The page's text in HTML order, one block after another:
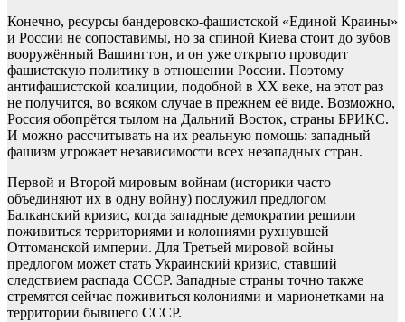
Конечно, ресурсы бандеровско-фашистской «Единой Краины»
и России не сопоставимы, но за спиной Киева стоит до зубов
вооружённый Вашингтон, и он уже открыто проводит
фашистскую политику в отношении России. Поэтому
антифашистской коалиции, подобной в ХХ веке, на этот раз
не получится, во всяком случае в прежнем её виде. Возможно,
Россия обопрётся тылом на Дальний Восток, страны БРИКС.
И можно рассчитывать на их реальную помощь: западный
фашизм угрожает независимости всех незападных стран.
Первой и Второй мировым войнам (историки часто
объединяют их в одну войну) послужил предлогом
Балканский кризис, когда западные демократии решили
поживиться территориями и колониями рухнувшей
Оттоманской империи. Для Третьей мировой войны
предлогом может стать Украинский кризис, ставший
следствием распада СССР. Западные страны точно также
стремятся сейчас поживиться колониями и марионетками на
территории бывшего СССР.